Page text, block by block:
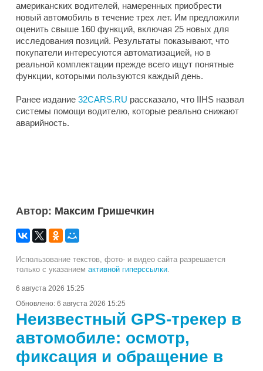
американских водителей, намеренных приобрести
новый автомобиль в течение трех лет. Им предложили
оценить свыше 160 функций, включая 25 новых для
исследования позиций. Результаты показывают, что
покупатели интересуются автоматизацией, но в
реальной комплектации прежде всего ищут понятные
функции, которыми пользуются каждый день.
Ранее издание 32CARS.RU рассказало, что IIHS назвал
системы помощи водителю, которые реально снижают
аварийность.
Автор: Максим Гришечкин
Использование текстов, фото- и видео сайта разрешается
только с указанием активной гиперссылки.
6 августа 2026 15:25
Обновлено: 6 августа 2026 15:25
Неизвестный GPS-трекер в
автомобиле: осмотр,
фиксация и обращение в